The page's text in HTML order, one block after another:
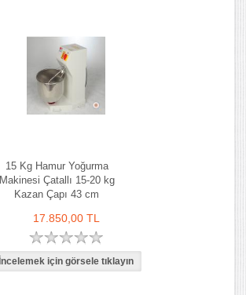
15 Kg Hamur Yoğurma
Makinesi Çatallı 15-20 kg
Kazan Çapı 43 cm
17.850,00 TL